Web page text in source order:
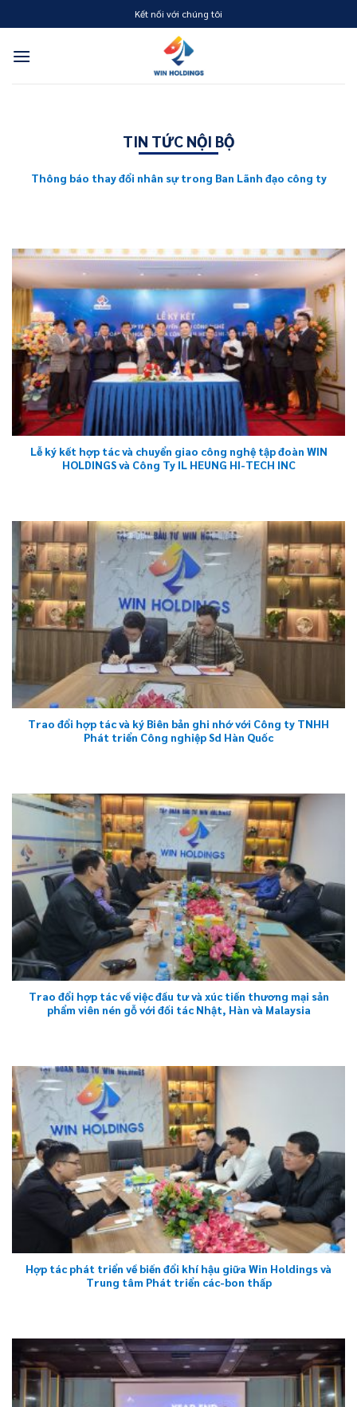
to
content
Kết nối với chúng tôi
TIN TỨC NỘI BỘ
Thông báo thay đổi nhân sự trong Ban Lãnh đạo công ty
Lễ ký kết hợp tác và chuyển giao công nghệ tập đoàn WIN
HOLDINGS và Công Ty IL HEUNG HI-TECH INC
Trao đổi hợp tác và ký Biên bản ghi nhớ với Công ty TNHH
Phát triển Công nghiệp Sd Hàn Quốc
Trao đổi hợp tác về việc đầu tư và xúc tiến thương mại sản
phẩm viên nén gỗ với đối tác Nhật, Hàn và Malaysia
Hợp tác phát triển về biến đổi khí hậu giữa Win Holdings và
Trung tâm Phát triển các-bon thấp